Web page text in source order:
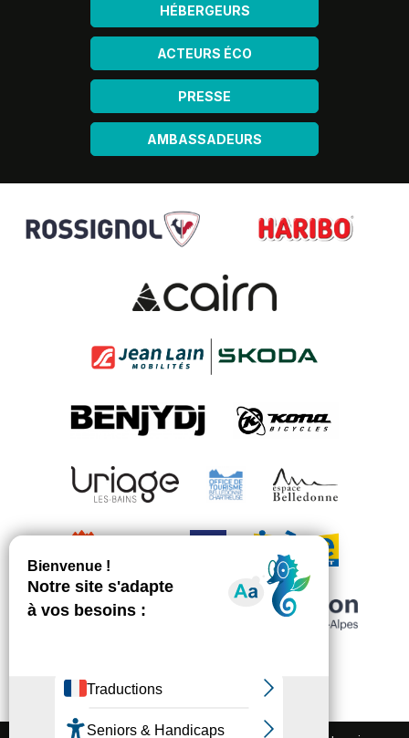
HÉBERGEURS
ACTEURS ÉCO
PRESSE
AMBASSADEURS